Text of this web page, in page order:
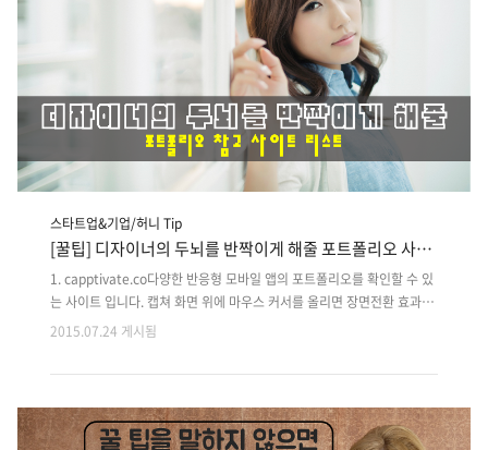
스타트업&기업/허니 Tip
[꿀팁] 디자이너의 두뇌를 반짝이게 해줄 포트폴리오 사이
트 모음
1. capptivate.co다양한 반응형 모바일 앱의 포트폴리오를 확인할 수 있
는 사이트 입니다. 캡쳐 화면 위에 마우스 커서를 올리면 장면전환 효과를
경험할 수 있습니다. 2. Media Queries프리모아에서도 많이 애용을 하
즈별로 스크린샷을 올려두어 레이아웃의 변화를 바로 살펴볼 수있습니다.
를 확인할 수 있는 사이트이다. 공간 디자이너들에게 유용합니다. 최근 채
용을 앞두고 있는 취업준비생에게도 많은 참고사항이 될 것 같습니다. 4.
2015.07.24 게시됨